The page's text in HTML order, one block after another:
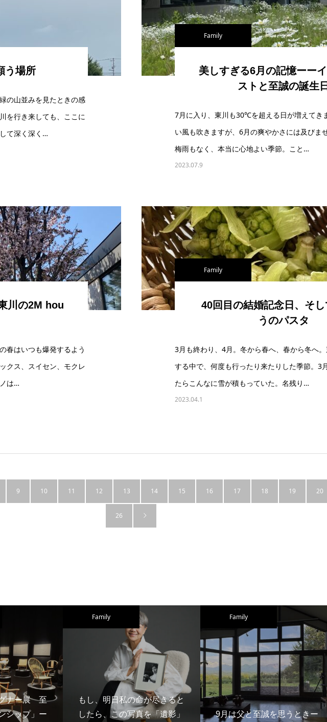
う場所
の山並みを見たときの感
を行き来しても、ここに
て深く深く…
Family
美しすぎる6月の記憶ーー
ストと至誠の誕生日
7月に入り、東川も30℃を超える日が増えてき
い風も吹きますが、6月の爽やかさには及びま
梅雨もなく、本当に心地よい季節。こと…
2023.07.9
川の2M hou
春はいつも爆発するよう
クス、スイセン、モクレ
は…
Family
40回目の結婚記念日、そし
うのパスタ
3月も終わり、4月。冬から春へ、春から冬へ
する中で、何度も行ったり来たりした季節。3
たらこんなに雪が積もっていた。名残り…
2023.04.1
9 10 11 12 13 14 15 16 17 18 19 20
26
ナー展 至
シップ」ー
Family
もし、明日私の命が尽きると
したら、この写真を「遺影」
Family
9月は父と至誠を思うときー